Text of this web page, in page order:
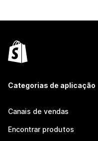
Categorias de aplicação
Canais de vendas
Encontrar produtos